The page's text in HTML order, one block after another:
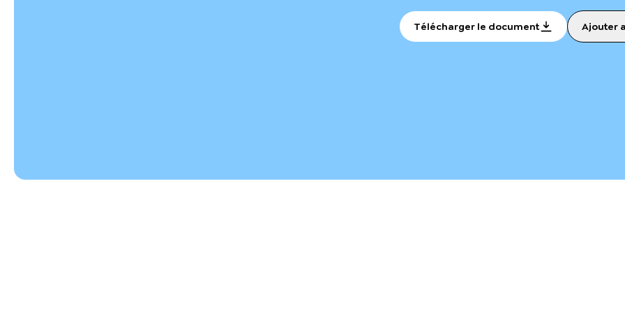
Télécharger le document Ajouter